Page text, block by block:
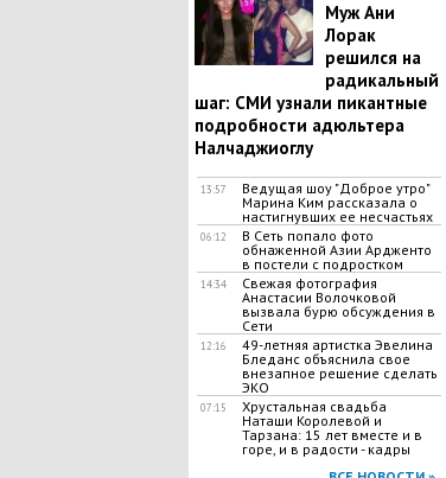
​Муж Ани
Лорак
решился на
радикальный
шаг: СМИ узнали пикантные
подробности адюльтера
Налчаджиоглу
13:57
Ведущая шоу "Доброе утро"
Марина Ким рассказала о
настигнувших ее несчастьях
06:12
В Сеть попало фото
обнаженной Азии Ардженто
в постели с подростком
14:34
Свежая фотография
Анастасии Волочковой
вызвала бурю обсуждения в
Сети
12:16
49-летняя артистка Эвелина
Бледанс объяснила свое
внезапное решение сделать
ЭКО
07:15
​Хрустальная свадьба
Наташи Королевой и
Тарзана: 15 лет вместе и в
горе, и в радости - кадры